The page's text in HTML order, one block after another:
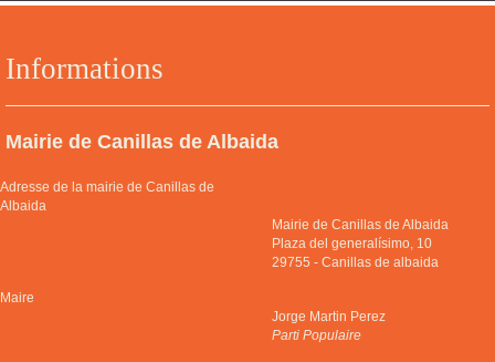
Informations
Mairie de Canillas de Albaida
Adresse de la mairie de Canillas de
Albaida
Mairie de Canillas de Albaida
Plaza del generalísimo, 10
29755 -Canillas de albaida
Maire
Jorge Martin Perez
Parti Populaire